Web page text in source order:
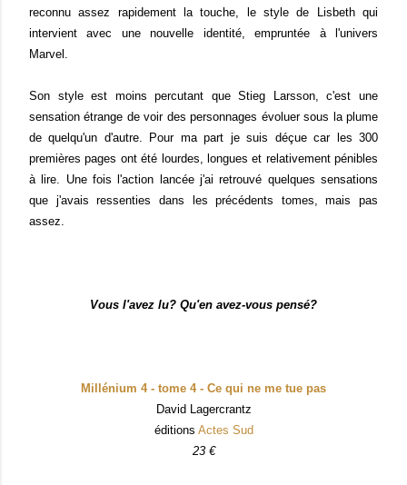
reconnu assez rapidement la touche, le style de Lisbeth qui
intervient avec une nouvelle identité, empruntée à l'univers
Marvel.
Son style est moins percutant que Stieg Larsson, c'est une
sensation étrange de voir des personnages évoluer sous la plume
de quelqu'un d'autre. Pour ma part je suis déçue car les 300
premières pages ont été lourdes, longues et relativement pénibles
à lire. Une fois l'action lancée j'ai retrouvé quelques sensations
que j'avais ressenties dans les précédents tomes, mais pas
assez.
Vous l'avez lu? Qu'en avez-vous pensé?
Millénium 4 - tome 4 - Ce qui ne me tue pas
David Lagercrantz
éditions Actes Sud
23 €